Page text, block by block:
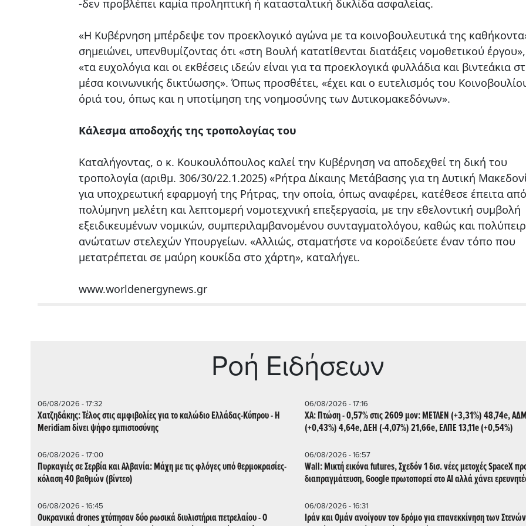
-δεν προβλέπει καμία προληπτική ή κατασταλτική δικλίδα ασφαλείας.
«Η Κυβέρνηση μπέρδεψε τον προεκλογικό αγώνα με τα κοινοβουλευτικά της
σημειώνει, υπενθυμίζοντας ότι «στη Βουλή κατατίθενται διατάξεις νομοθετικού
«τα ευχολόγια και οι εκθέσεις ιδεών είναι για τα προεκλογικά φυλλάδια και βιντεάκια
μέσα κοινωνικής δικτύωσης». Όπως προσθέτει, «έχει και ο ευτελισμός του
όριά του, όπως και η υποτίμηση της νοημοσύνης των Δυτικομακεδόνων».
Κάλεσμα αποδοχής της τροπολογίας του
Καταλήγοντας, ο κ. Κουκουλόπουλος καλεί την Κυβέρνηση να αποδεχθεί τη δική του
τροπολογία (αριθμ. 306/30/22.1.2025) «Ρήτρα Δίκαιης Μετάβασης για τη Δυτική
για υποχρεωτική εφαρμογή της Ρήτρας, την οποία, όπως αναφέρει, κατέθεσε έπειτα από
πολύμηνη μελέτη και λεπτομερή νομοτεχνική επεξεργασία, με την εθελοντική συμβολή
εξειδικευμένων νομικών, συμπεριλαμβανομένου συνταγματολόγου, καθώς και
ανώτατων στελεχών Υπουργείων. «Αλλιώς, σταματήστε να κοροϊδεύετε έναν τόπο που
μετατρέπεται σε μαύρη κουκίδα στο χάρτη», καταλήγει.
www.worldenergynews.gr
Ρoή Ειδήσεων
06/08/2026 - 17:32
Χατζηδάκης: Τέλος στις αμφιβολίες για το καλώδιο Ελλάδας-Κύπρου - Η
Meridiam δίνει ψήφο εμπιστοσύνης
06/08/2026 - 17:16
ΧΑ: Πτώση - 0,57% στις 2609 μον: ΜΕΤΛΕΝ (+3,31%) 48,74e,
(+0,43%) 4,64e, ΔΕΗ (-4,07%) 21,66e, ΕΛΠΕ 13,11e (+0,54%)
06/08/2026 - 17:00
Πυρκαγιές σε Σερβία και Αλβανία: Μάχη με τις φλόγες υπό θερμοκρασίες-
κόλαση 40 βαθμών (βίντεο)
06/08/2026 - 16:57
Wall: Μικτή εικόνα futures, Σχεδόν 1 δισ. νέες μετοχές SpaceX
διαπραγμάτευση, Google πρωτοπορεί στο AI αλλά χάνει
06/08/2026 - 16:45
Ουκρανικά drones χτύπησαν δύο ρωσικά διυλιστήρια πετρελαίου - Ο
06/08/2026 - 16:31
Ιράν και Ομάν ανοίγουν τον δρόμο για επανεκκίνηση των